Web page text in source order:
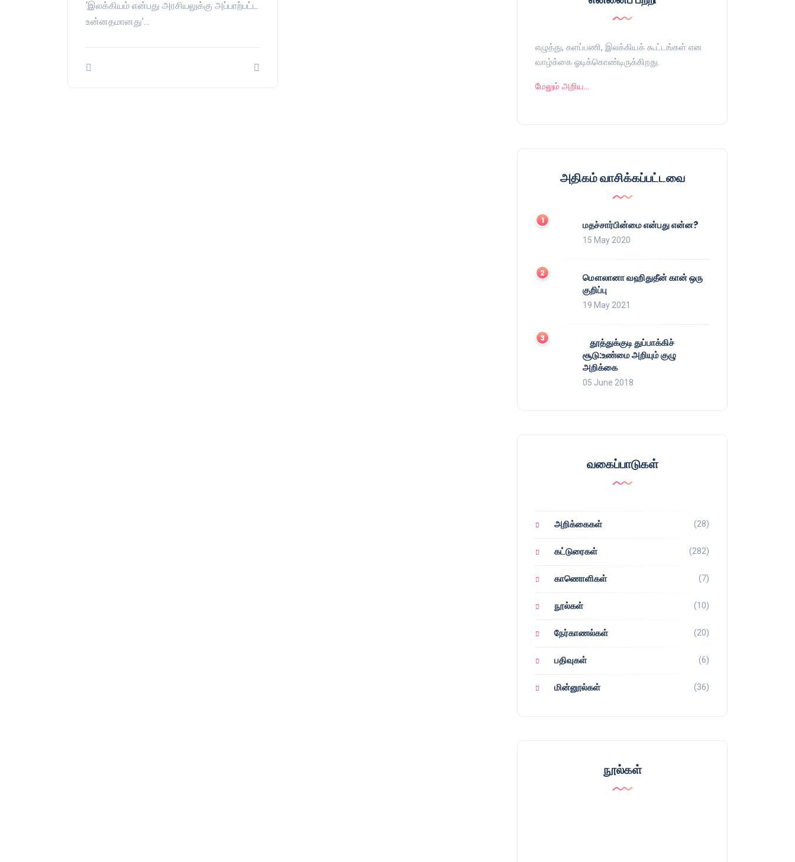
‘இலக்கியம் என்பது அரசியலுக்கு அப்பாற்பட்ட
உன்னதமானது’…
எழுத்து, களப்பணி, இலக்கியக் கூட்டங்கள் என
வாழ்க்கை ஓடிக்கொண்டிருக்கிறது.
மேலும் அறிய…
அதிகம் வாசிக்கப்பட்டவை
மதச்சார்பின்மை என்பது என்ன?
15 May 2020
மௌலானா வஹிதுதீன் கான் ஒரு
குறிப்பு
19 May 2021
தூத்துக்குடி துப்பாக்கிச்
சூடு:உண்மை அறியும் குழு
அறிக்கை
05 June 2018
வகைப்பாடுகள்
அறிக்கைகள் (28)
கட்டுரைகள் (282)
காணொளிகள் (7)
நூல்கள் (10)
நேர்காணல்கள் (20)
பதிவுகள் (6)
மின்னூல்கள் (36)
நூல்கள்